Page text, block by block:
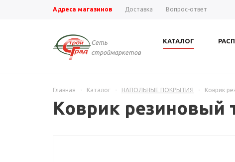
Адреса магазинов Доставка Вопрос-ответ
Сеть
строймаркетов
КАТАЛОГ
Главная - Каталог - НАПОЛЬНЫЕ ПОКРЫТИЯ - Коврик
Коврик резиновый